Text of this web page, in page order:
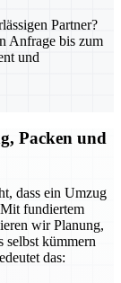
Partner?
Anfrage bis zum
und
Packen und
dass ein Umzug
fundiertem
wir Planung,
selbst kümmern
das: